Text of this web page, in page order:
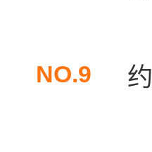
NO.9